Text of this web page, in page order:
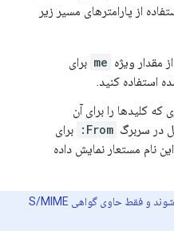
از پارامترهای مسیر زیر
مقدار ویژه me برای
استفاده کنید.
که کلیدها را برای آن
در سربرگ From:
برای
نام مستعار نمایش داده
کلیدها فقط با فرمت PEM برگردانده می‌شوند و فقط حاوی گواهی S/MIME